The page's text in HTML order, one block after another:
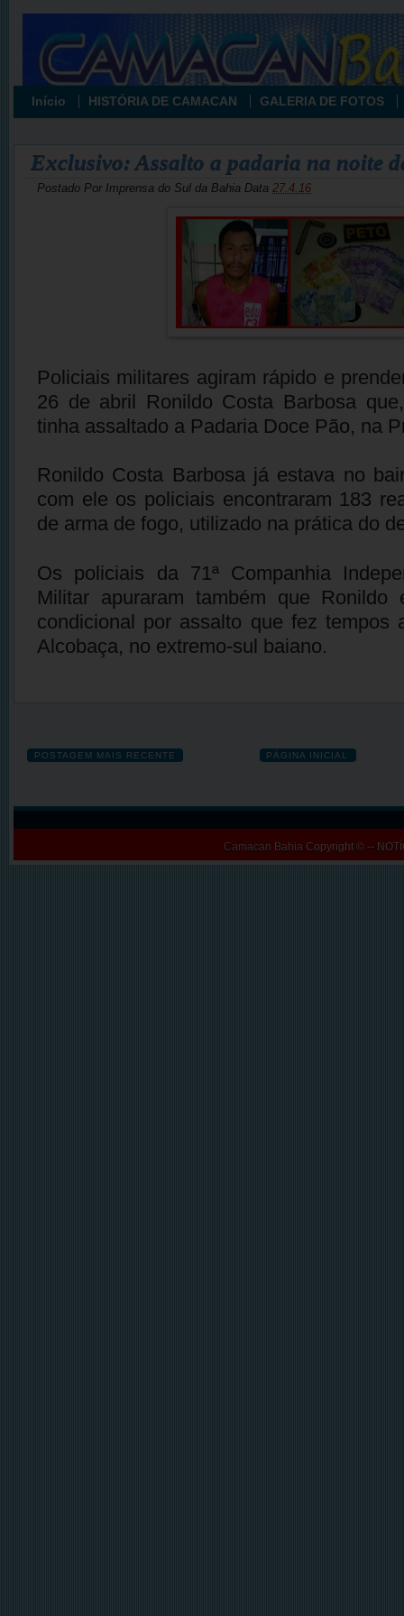
Início HISTÓRIA DE CAMACAN GALERIA DE FOTOS
Exclusivo: Assalto a padaria na noite
Postado Por Imprensa do Sul da Bahia Data 27.4.16
Policiais militares agiram rápido e
26 de abril Ronildo Costa Barbosa
tinha assaltado a Padaria Doce Pão, na
Ronildo Costa Barbosa já estava no
com ele os policiais encontraram 183
de arma de fogo, utilizado na prática do
Os policiais da 71ª Companhia
Militar apuraram também que Ronildo
condicional por assalto que fez tempos
Alcobaça, no extremo-sul baiano.
POSTAGEM MAIS RECENTE PÁGINA INICIAL
Camacan Bahia Copyright © --